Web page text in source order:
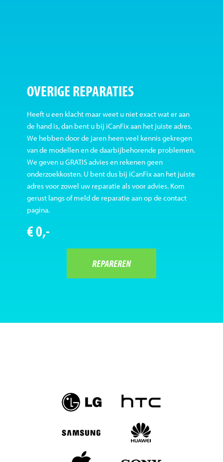
OVERIGE REPARATIES
Heeft u een klacht maar weet u niet exact wat er aan
de hand is, dan bent u bij iCanFix aan het juiste adres.
We hebben door de jaren heen veel kennis gekregen
van de modellen en de daarbijbehorende problemen.
We geven u GRATIS advies en rekenen geen
onderzoekkosten. U bent dus bij iCanFix aan het juiste
adres voor zowel uw reparatie als voor advies. Kom
gerust langs of meld de reparatie aan op de contact
pagina.
€ 0,-
REPAREREN